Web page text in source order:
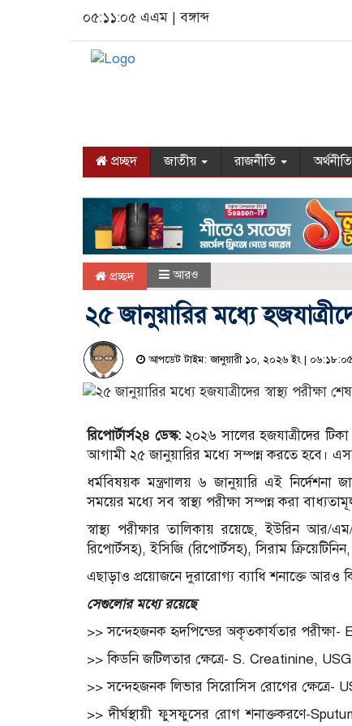
০৫:১১:০৬ এএম |বঙ্গাব্দ
প্রচ্ছদ জাতীয় রাজনীতি অর্থনীতি
প্রচ্ছদ আরও
২৫ জানুয়ারির মধ্যে
আপডেট টাইম: জানুয়ারী ১০, ২০২৬ ইং |
রিপোর্টার্স২৪ ডেস্ক:২০২৬ সালের হজযাত্রীদের টিকা
আগামী ২৫ জানুয়ারির মধ্যে সম্পন্ন করতে হবে। এসব
ধর্মবিষয়ক মন্ত্রণালয় ৬ জানুয়ারি এই নির্দেশনা
সময়ের মধ্যে সব স্বাস্থ্য পরীক্ষা সম্পন্ন করা
স্বাস্থ্য পরীক্ষার তালিকায় রয়েছে, ইউরিন
রিপোর্টসহ), ইসিজি (রিপোর্টসহ), সিরাম
এছাড়াও প্রয়োজনে দুরারোগ্য ব্যাধি শনাক্তে আরও
সেগুলোর মধ্যে রয়েছে
>> সন্দেহজনক হৃদপিন্ডের অকৃতকার্যতার
>> কিডনি জটিলতার ক্ষেত্রে- S. Creatinine,
>> সন্দেহজনক লিভার সিরোসিস রোগের
>> দীর্ঘস্থায়ী ফুসফুসের রোগ শনাক্তকরণে-